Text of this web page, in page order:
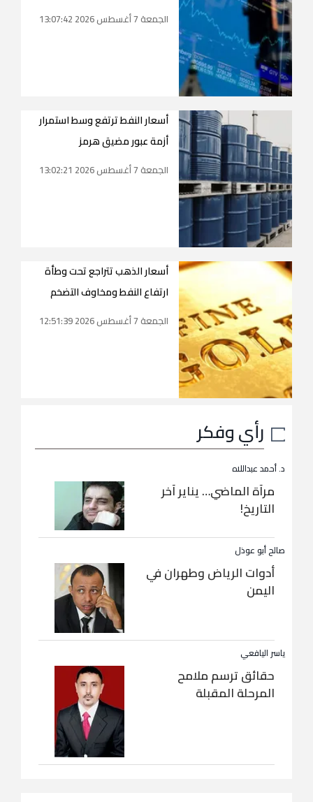
الجمعة 7 أغسطس 2026 13:07:42
أسعار النفط ترتفع وسط استمرار
أزمة عبور مضيق هرمز
الجمعة 7 أغسطس 2026 13:02:21
أسعار الذهب تتراجع تحت وطأة
ارتفاع النفط ومخاوف التضخم
الجمعة 7 أغسطس 2026 12:51:39
رأي وفكر
د. أحمد عبداللاه
مرآة الماضي… يناير آخر
التاريخ!
صالح أبو عوذل
أدوات الرياض وطهران في
اليمن
ياسر اليافعي
حقائق ترسم ملامح
المرحلة المقبلة